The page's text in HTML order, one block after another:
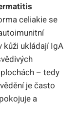
celiakie se
kůži ukládají IgA
– tedy
je často
a